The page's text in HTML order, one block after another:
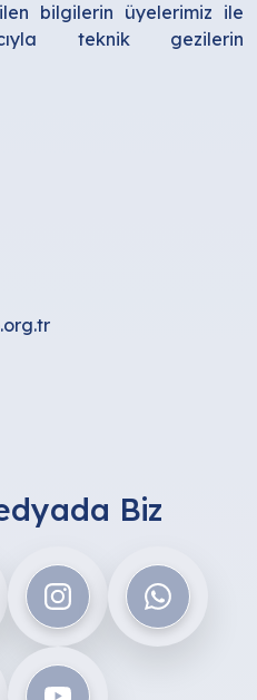
bilgilerin üyelerimiz ile
teknik gezilerin
Biz